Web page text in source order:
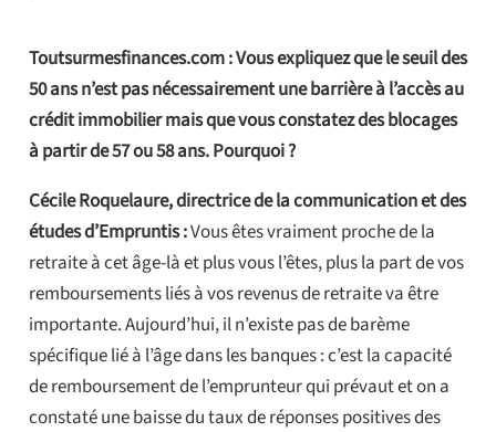
Toutsurmesfinances.com : Vous expliquez que le seuil des
50 ans n’est pas nécessairement une barrière à l’accès au
crédit immobilier mais que vous constatez des blocages
à partir de 57 ou 58 ans. Pourquoi ?
Cécile Roquelaure, directrice de la communication et des
études d’Empruntis :Vous êtes vraiment proche de la
retraite à cet âge-là et plus vous l’êtes, plus la part de vos
remboursements liés à vos revenus de retraite va être
importante. Aujourd’hui, il n’existe pas de barème
spécifique lié à l’âge dans les banques : c’est la capacité
de remboursement de l’emprunteur qui prévaut et on a
constaté une baisse du taux de réponses positives des